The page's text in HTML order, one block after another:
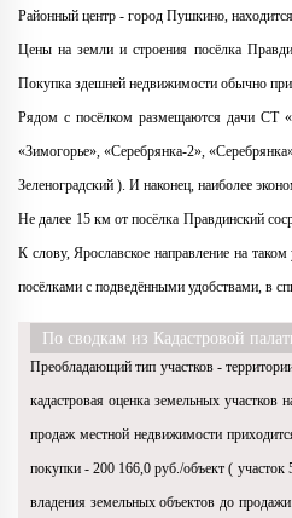
Районный центр - город Пушкино,
Цены на земли и строения посёлка
Покупка здешней недвижимости обычно
Рядом с посёлком размещаются дачи СТ
«Зимогорье», «Серебрянка-2»,
Зеленоградский ). И наконец, наиболее
Не далее 15 км от посёлка Правдинский
К слову, Ярославское направление на
посёлками с подведёнными удобствами, в
По сводкам из Кадастровой
Преобладающий тип участков -
кадастровая оценка земельных
продаж местной недвижимости
покупки - 200 166,0 руб./объект (
владения земельных объектов до